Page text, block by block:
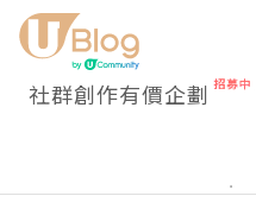
社群創作有價企劃